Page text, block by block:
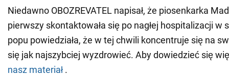
Niedawno OBOZREVATEL napisał, że piosenkarka
pierwszy skontaktowała się po nagłej hospitalizacji w
popu powiedziała, że w tej chwili koncentruje się na
się jak najszybciej wyzdrowieć. Aby dowiedzieć się
nasz materiał .